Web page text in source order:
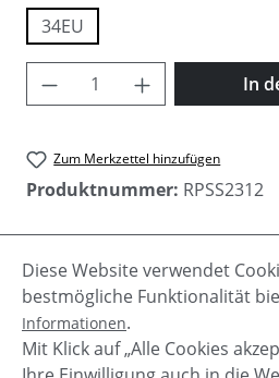
34EU
Produkt Anzahl: Gib
In
Zum Merkzettel hinzufügen
Produktnummer: RPSS2312
Beschreibung
Bluse mit Lochmuster "Felien"
eine tolle Bluse mit
Vielseitig kombinie…Mehr
Diese Website verwendet
bestmögliche Funktionalität
Informationen.
Mit Klick auf „Alle Cookies